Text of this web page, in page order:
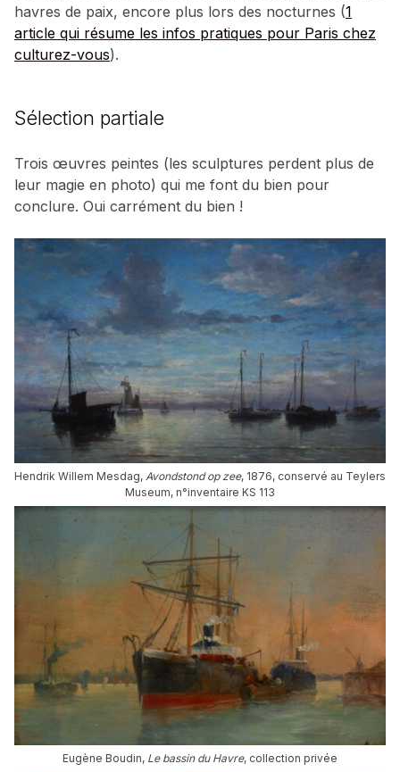
havres de paix, encore plus lors des nocturnes (1
article qui résume les infos pratiques pour Paris chez
culturez-vous).
Sélection partiale
Trois œuvres peintes (les sculptures perdent plus de
leur magie en photo) qui me font du bien pour
conclure. Oui carrément du bien !
Hendrik Willem Mesdag, Avondstond op zee, 1876, conservé au Teylers
Museum, n°inventaire KS 113
Eugène Boudin, Le bassin du Havre, collection privée